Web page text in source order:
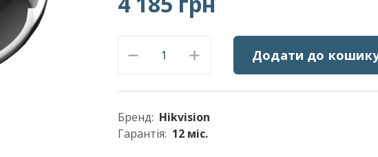
Додати до
Бренд: Hikvision
Гарантія: 12 міс.